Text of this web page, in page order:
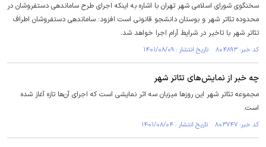
سخنگوی شورای اسلامی شهر تهران با اشاره به اینکه اجرای طرح ساماندهی دستفروشان در
محدوده تئاتر شهر و بوستان دانشجو قانونی است افزود: ساماندهی دستفروشان اطراف
تئاتر شهر با تاخیر در شرایط آرام اجرا خواهد شد.
کد خبر: ۸۰۴۸۹۳ تاریخ انتشار : ۱۴۰۱/۰۸/۰۹
چه خبر از نمایش‌های تئاتر شهر
مجموعه تئاتر شهر این روز‌ها میزبان سه اثر نمایشی است که اجرای آن‌ها تازه آغاز شده
است.
کد خبر: ۸۰۳۷۴۷ تاریخ انتشار : ۱۴۰۱/۰۸/۰۴